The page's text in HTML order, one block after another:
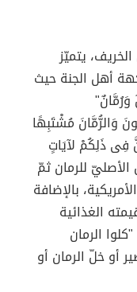
يتميّز
أهل الجنة حيث
وَالرُّمَّانَ مُشْتَبِهًا
فِى ذَلِكُمْ لآيَاتٍ
الموطن الأصليّ للرمان ثمّ
بالإضافة
الغذائية
الرمان
أو خلّ الرمان أو